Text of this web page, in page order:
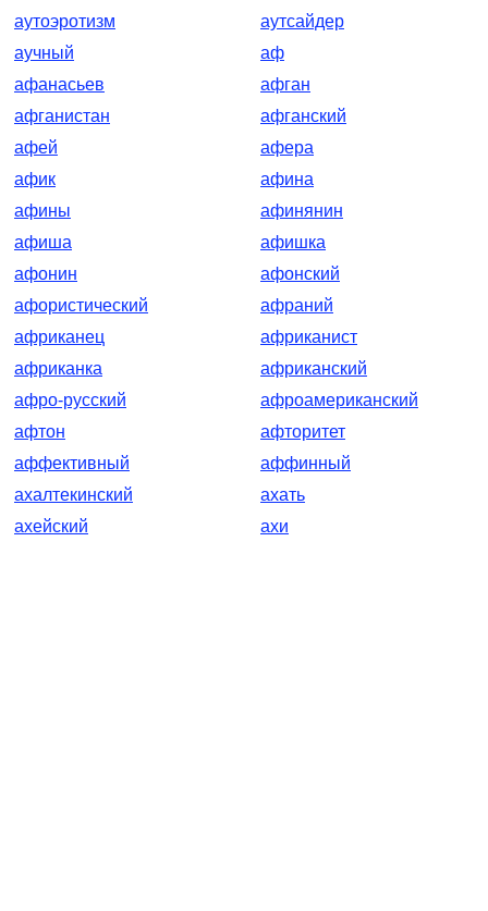
аутоэротизм
аутсайдер
аучный
аф
афанасьев
афган
афганистан
афганский
афей
афера
афик
афина
афины
афинянин
афиша
афишка
афонин
афонский
афористический
афраний
африканец
африканист
африканка
африканский
афро-русский
афроамериканский
афтон
афторитет
аффективный
аффинный
ахалтекинский
ахать
ахейский
ахи